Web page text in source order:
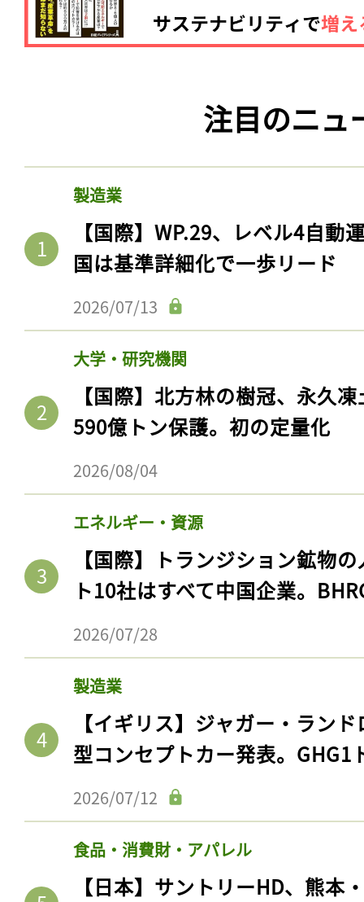
注目のニュ
製造業
【国際】WP.29、レベル4自動
国は基準詳細化で一歩リード
2026/07/13
大学・研究機関
【国際】北方林の樹冠、永久
590億トン保護。初の定量化
2026/08/04
エネルギー・資源
【国際】トランジション鉱物
ト10社はすべて中国企業。
2026/07/28
製造業
【イギリス】ジャガー・ラン
型コンセプトカー発表。GHG1
2026/07/12
食品・消費財・アパレル
【日本】サントリーHD、熊本